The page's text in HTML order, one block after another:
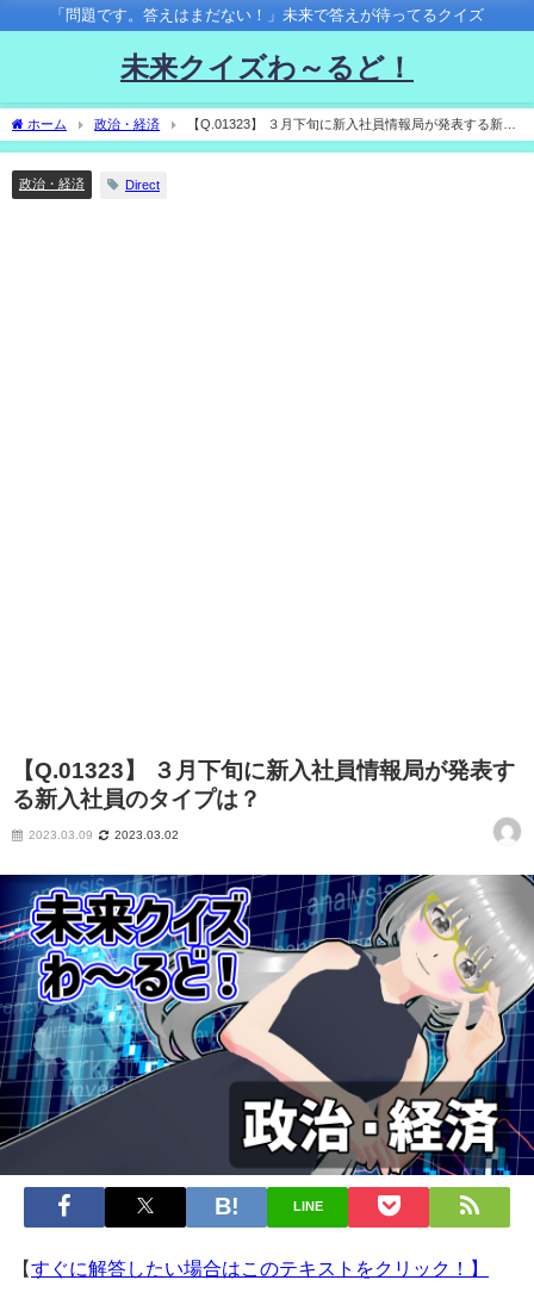
「問題です。答えはまだない！」未来で答えが待ってるクイズ
未来クイズわ～るど！
ホーム 政治・経済
【Q.01323】 ３月下旬に新入社員情報局が発表する新入
社員のタイプは？
政治・経済 Direct
【Q.01323】 ３月下旬に新入社員情報局が発表す
る新入社員のタイプは？
2023.03.09 2023.03.02
LINE
【すぐに解答したい場合はこのテキストをクリック！】